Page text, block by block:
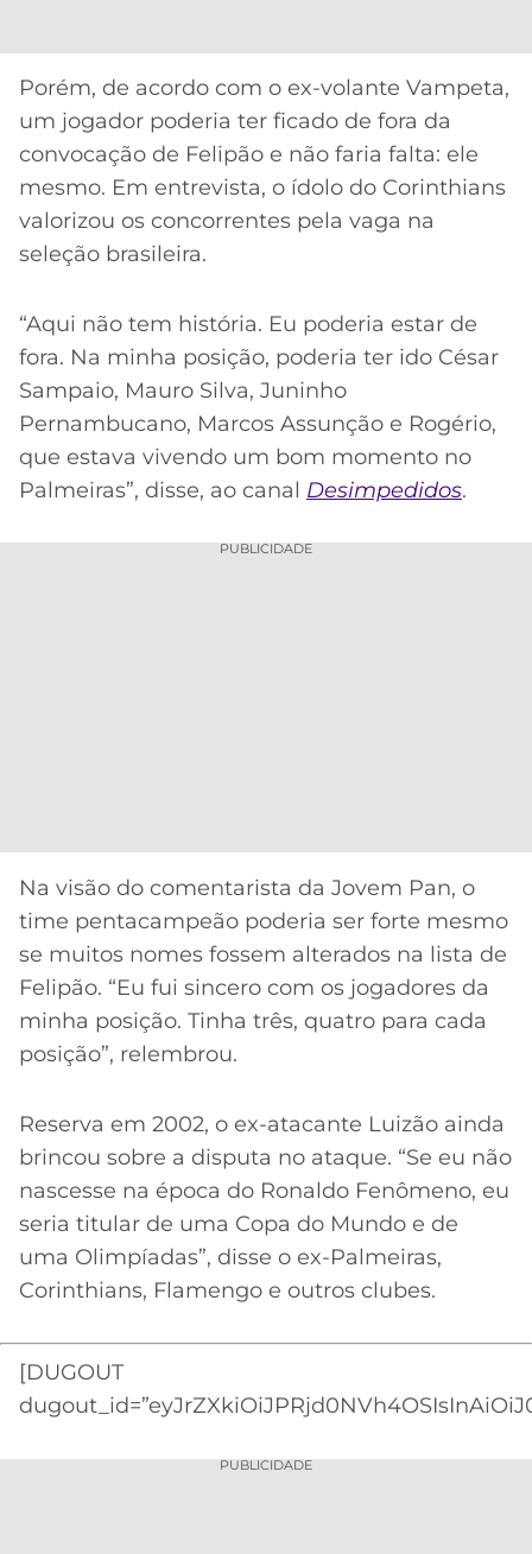
CASSINOS
ONLINE
2026
GRÊMIO
ATLÉTICO
MG
CRUZEIRO
LALIGA
Porém, de acordo com o ex-volante Vampeta,
um jogador poderia ter ficado de fora da
convocação de Felipão e não faria falta: ele
mesmo. Em entrevista, o ídolo do Corinthians
valorizou os concorrentes pela vaga na
seleção brasileira.
“Aqui não tem história. Eu poderia estar de
fora. Na minha posição, poderia ter ido César
Sampaio, Mauro Silva, Juninho
Pernambucano, Marcos Assunção e Rogério,
que estava vivendo um bom momento no
Palmeiras”, disse, ao canal Desimpedidos.
PUBLICIDADE
Na visão do comentarista da Jovem Pan, o
time pentacampeão poderia ser forte mesmo
se muitos nomes fossem alterados na lista de
Felipão. “Eu fui sincero com os jogadores da
minha posição. Tinha três, quatro para cada
posição”, relembrou.
Reserva em 2002, o ex-atacante Luizão ainda
brincou sobre a disputa no ataque. “Se eu não
nascesse na época do Ronaldo Fenômeno, eu
seria titular de uma Copa do Mundo e de
uma Olimpíadas”, disse o ex-Palmeiras,
Corinthians, Flamengo e outros clubes.
[DUGOUT
PUBLICIDADE